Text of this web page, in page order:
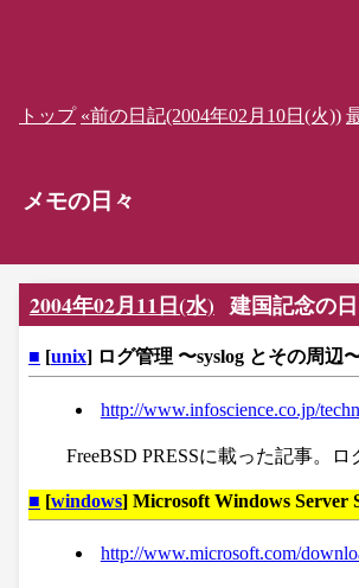
トップ «前の日記(2004年02月10日(火))
メモの日々
2004年02月11日(水) 建国記念の日
■ [unix] ログ管理 〜syslog とその周辺
http://www.infoscience.co.jp/
FreeBSD PRESSに載った記事。
■ [windows] Microsoft Windows Server
http://www.microsoft.com/